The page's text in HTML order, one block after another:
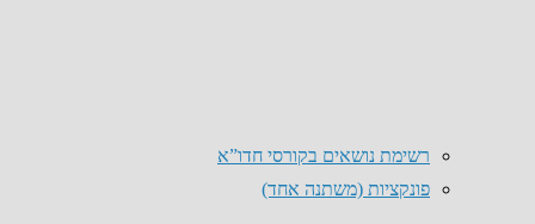
רשימת נושאים בקורסי חדו”א
פונקציות (משתנה אחד)